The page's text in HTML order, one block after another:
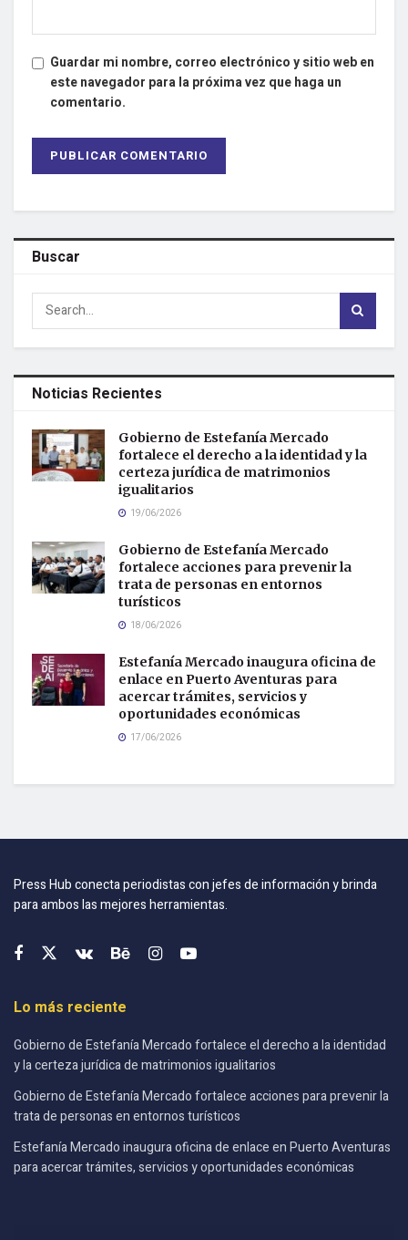
Guardar mi nombre, correo electrónico y sitio web en
este navegador para la próxima vez que haga un
comentario.
Buscar
Noticias Recientes
Gobierno de Estefanía Mercado
fortalece el derecho a la identidad y la
certeza jurídica de matrimonios
igualitarios
19/06/2026
Gobierno de Estefanía Mercado
fortalece acciones para prevenir la
trata de personas en entornos
turísticos
18/06/2026
Estefanía Mercado inaugura oficina de
enlace en Puerto Aventuras para
acercar trámites, servicios y
oportunidades económicas
17/06/2026
Press Hub conecta periodistas con jefes de información y brinda
para ambos las mejores herramientas.
Lo más reciente
Gobierno de Estefanía Mercado fortalece el derecho a la identidad
y la certeza jurídica de matrimonios igualitarios
Gobierno de Estefanía Mercado fortalece acciones para prevenir la
trata de personas en entornos turísticos
Estefanía Mercado inaugura oficina de enlace en Puerto Aventuras
para acercar trámites, servicios y oportunidades económicas